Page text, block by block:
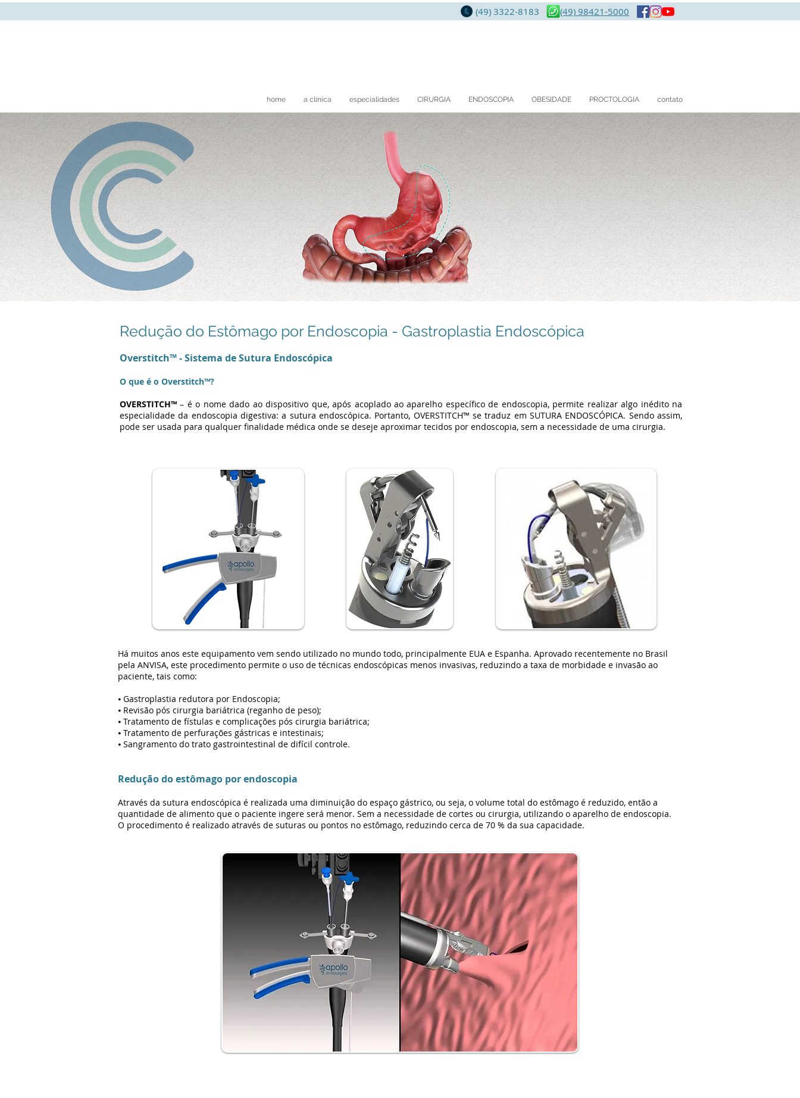
(49) 3322-8183 (49) 98421-5000
home a clínica especialidades CIRURGIA ENDOSCOPIA OBESIDADE PROCTOLOGIA contato
Redução do Estômago por Endoscopia - Gastroplastia Endoscópica
Overstitch™ - Sistema de Sutura Endoscópica
O que é o Overstitch™?
OVERSTITCH™– é o nome dado ao dispositivo que, após acoplado ao aparelho específico de endoscopia, permite realizar algo inédito na
especialidade da endoscopia digestiva: a sutura endoscópica. Portanto, OVERSTITCH™ se traduz em SUTURA ENDOSCÓPICA. Sendo assim,
pode ser usada para qualquer finalidade médica onde se deseje aproximar tecidos por endoscopia, sem a necessidade de uma cirurgia.
Há muitos anos este equipamento vem sendo utilizado no mundo todo, principalmente EUA e Espanha. Aprovado recentemente no Brasil
pela ANVISA, este procedimento permite o uso de técnicas endoscópicas menos invasivas, reduzindo a taxa de morbidade e invasão ao
paciente, tais como:
⦁ Gastroplastia redutora por Endoscopia;
⦁ Revisão pós cirurgia bariátrica (reganho de peso);
⦁ Tratamento de fístulas e complicações pós cirurgia bariátrica;
⦁ Tratamento de perfurações gástricas e intestinais;
⦁ Sangramento do trato gastrointestinal de difícil controle.
Redução do estômago por endoscopia
Através da sutura endoscópica é realizada uma diminuição do espaço gástrico, ou seja, o volume total do estômago é reduzido, então a
quantidade de alimento que o paciente ingere será menor. Sem a necessidade de cortes ou cirurgia, utilizando o aparelho de endoscopia.
O procedimento é realizado através de suturas ou pontos no estômago, reduzindo cerca de 70 % da sua capacidade.